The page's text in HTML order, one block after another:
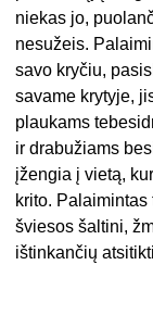
niekas jo,
nesužeis.
savo kryčiu,
savame krytyje,
plaukams
ir drabužiams
įžengia į vietą,
krito.
šviesos šaltini,
ištinkančių